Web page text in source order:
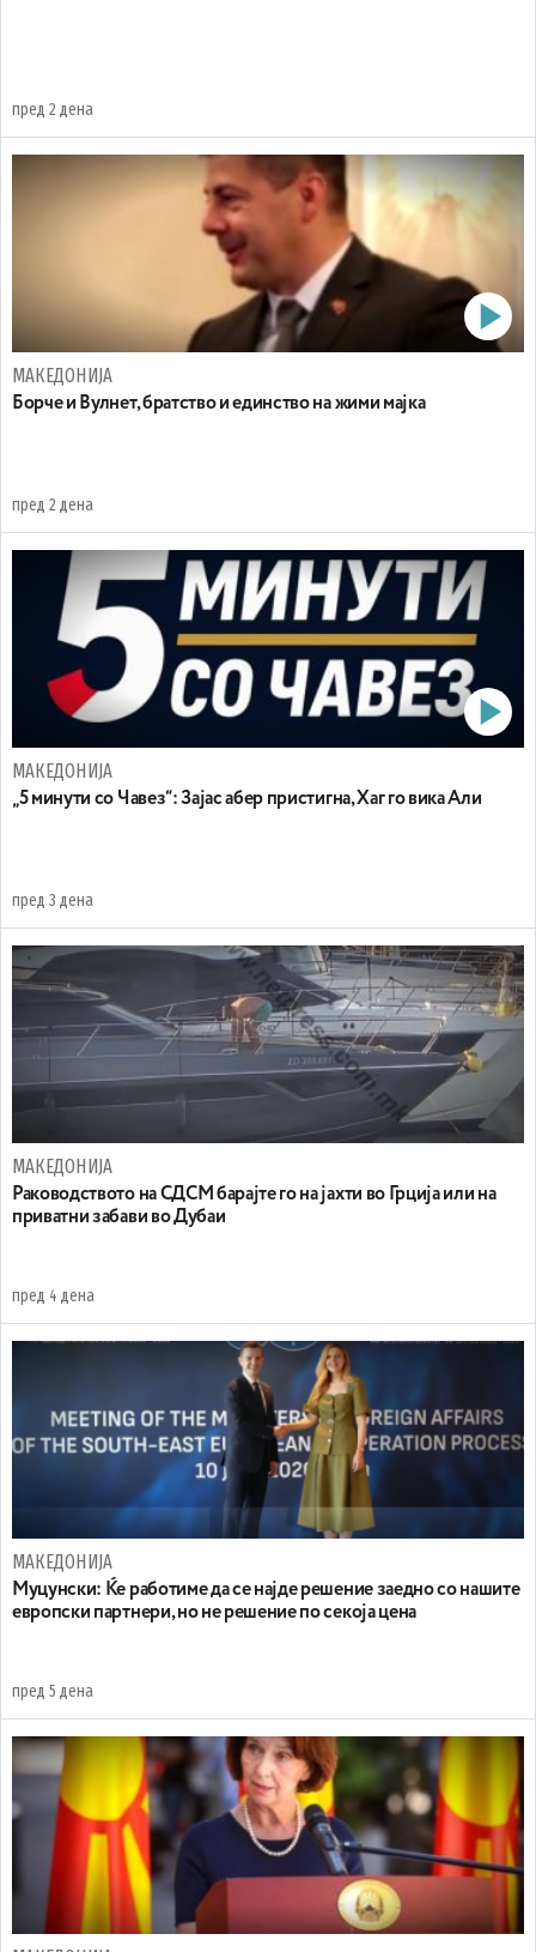
пред 2 дена
МАКЕДОНИЈА
Борче и Вулнет, братство и единство на жими мајка
пред 2 дена
МАКЕДОНИЈА
„5 минути со Чавез“: Зајас абер пристигна, Хаг го вика Али
пред 3 дена
МАКЕДОНИЈА
Раководството на СДСМ барајте го на јахти во Грција или на
приватни забави во Дубаи
пред 4 дена
МАКЕДОНИЈА
Муцунски: Ќе работиме да се најде решение заедно со нашите
европски партнери, но не решение по секоја цена
пред 5 дена